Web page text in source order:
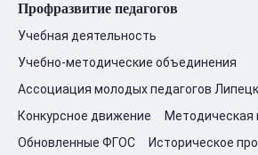
Профразвитие педагогов
Учебная деятельность
Учебно-методические объединения
Ассоциация молодых педагогов
Конкурсное движение
Методическая
Обновленные ФГОС
Историческое